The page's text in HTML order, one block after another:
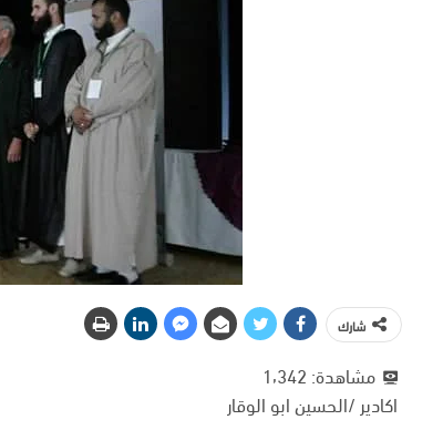
شارك
مشاهدة:1٬342
اكادير /الحسين ابو الوقار